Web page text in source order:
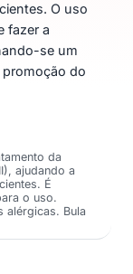
O uso
fazer a
se um
do
da
ajudando a
É
o uso.
alérgicas. Bula